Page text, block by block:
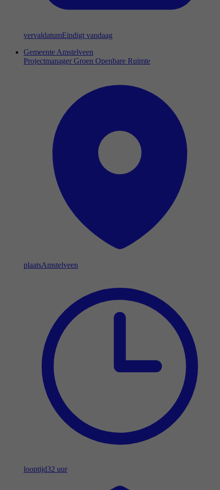
vervaldatumEindigt vandaag
Gemeente Amstelveen
Projectmanager Groen Openbare Ruimte
plaatsAmstelveen
looptijd32 uur